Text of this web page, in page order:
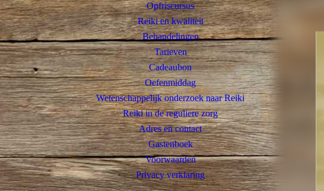
Opfriscursus
Reiki en kwaliteit
Behandelingen
Tarieven
Cadeaubon
Oefenmiddag
Wetenschappelijk onderzoek naar Reiki
Reiki in de reguliere zorg
Adres en contact
Gastenboek
Voorwaarden
Privacy verklaring